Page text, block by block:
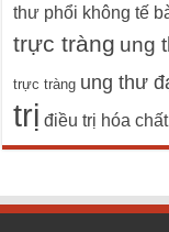
thư phổi không tế
trực tràng ung
trực tràng ung thư
trị điều trị hóa chất